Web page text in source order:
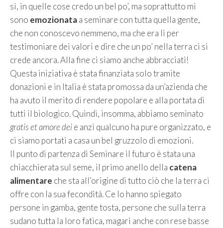
sì, in quelle cose credo un bel po’, ma soprattutto mi
sono emozionataa seminare con tutta quella gente,
che non conoscevo nemmeno, ma che era lì per
testimoniare dei valori e dire che un po’ nella terra ci si
crede ancora. Alla fine ci siamo anche abbracciati!
Questa iniziativa è stata finanziata solo tramite
donazioni e in Italia è stata promossa da un’azienda che
ha avuto il merito di rendere popolare e alla portata di
tutti il biologico. Quindi, insomma, abbiamo seminato
gratis et amore deie anzi qualcuno ha pure organizzato, e
ci siamo portati a casa un bel gruzzolo di emozioni.
Il punto di partenza di Seminare il futuro è stata una
chiacchierata sul seme, il primo anello della catena
alimentare che sta all’origine di tutto ciò che la terra ci
offre con la sua fecondità. Ce lo hanno spiegato
persone in gamba, gente tosta, persone che sulla terra
sudano tutta la loro fatica, magari anche con rese basse